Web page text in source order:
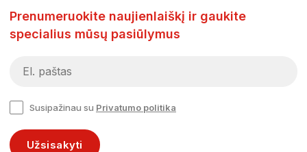
Prenumeruokite naujienlaiškį ir gaukite
specialius mūsų pasiūlymus
Susipažinau su Privatumo politika
Užsisakyti